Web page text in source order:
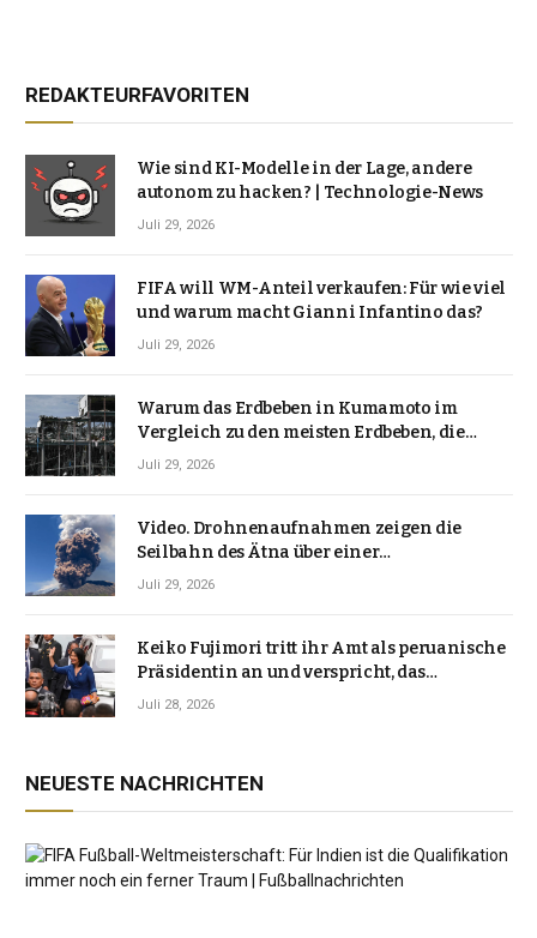
REDAKTEURFAVORITEN
Wie sind KI-Modelle in der Lage, andere
autonom zu hacken? | Technologie-News
Juli 29, 2026
FIFA will WM-Anteil verkaufen: Für wie viel
und warum macht Gianni Infantino das?
Juli 29, 2026
Warum das Erdbeben in Kumamoto im
Vergleich zu den meisten Erdbeben, die
Japan erschütterten, ungewöhnlich ist
Juli 29, 2026
Video. Drohnenaufnahmen zeigen die
Seilbahn des Ätna über einer
Vulkanlandschaft
Juli 29, 2026
Keiko Fujimori tritt ihr Amt als peruanische
Präsidentin an und verspricht, das
Jahrzehnt der Instabilität zu beenden
Juli 28, 2026
NEUESTE NACHRICHTEN